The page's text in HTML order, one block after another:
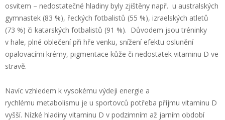
osvitem – nedostatečné hladiny byly zjištěny např. u australských
gymnastek (83 %), řeckých fotbalistů (55 %), izraelských atletů
(73 %) či katarských fotbalistů (91 %). Důvodem jsou tréninky
v hale, plné oblečení při hře venku, snížení efektu oslunění
opalovacími krémy, pigmentace kůže či nedostatek vitaminu D ve
stravě.
Navíc vzhledem k vysokému výdeji energie a
rychlému metabolismu je u sportovců potřeba příjmu vitaminu D
vyšší. Nízké hladiny vitaminu D v podzimním až jarním období